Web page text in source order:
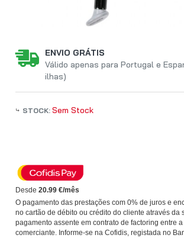
ENVIO GRÁTIS
Válido apenas para Portugal e
ilhas)
STOCK: Sem Stock
Desde 20.99 €/mês
O pagamento das prestações com 0% de juros e
no cartão de débito ou crédito do cliente através da
pagamento assente em contrato de factoring entre
comerciante. Informe-se na Cofidis, registada no